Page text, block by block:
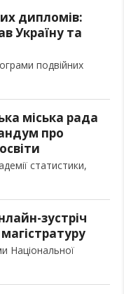
дипломів:
Україну та
подвійних
міська рада
про
статистики,
зустріч
Національної